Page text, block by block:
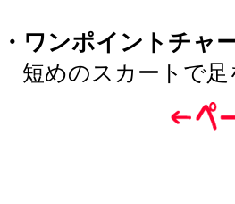
・ワンポイントチャ
短めのスカートで足